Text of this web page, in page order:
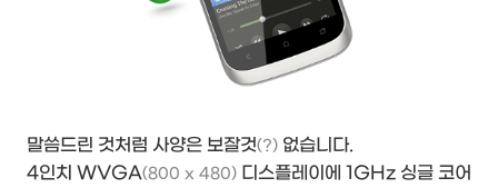
말씀드린 것처럼 사양은 보잘것(?) 없습니다.
4인치 WVGA(800 x 480) 디스플레이에 1GHz 싱글 코어